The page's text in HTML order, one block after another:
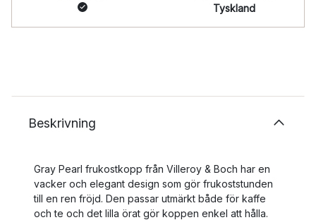
Tyskland
Beskrivning
Gray Pearl frukostkopp från Villeroy & Boch har en
vacker och elegant design som gör frukoststunden
till en ren fröjd. Den passar utmärkt både för kaffe
och te och det lilla örat gör koppen enkel att hålla.